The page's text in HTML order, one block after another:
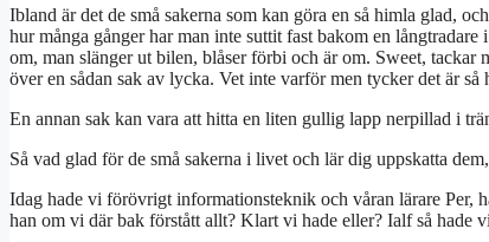
Ibland är det de små sakerna som kan göra en så himla glad,
hur många gånger har man inte suttit fast bakom en
om, man slänger ut bilen, blåser förbi och är om. Sweet, tackar
över en sådan sak av lycka. Vet inte varför men tycker det är
En annan sak kan vara att hitta en liten gullig lapp nerpillad i
Så vad glad för de små sakerna i livet och lär dig uppskatta
Idag hade vi förövrigt informationsteknik och våran lärare Per,
han om vi där bak förstått allt? Klart vi hade eller? Ialf så hade